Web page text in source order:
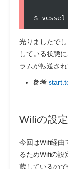
光りましたで
している状態
ラムが転送され
参考
Wifiの設定
今回はWifi経由
るためWifiの設
蔵しているの